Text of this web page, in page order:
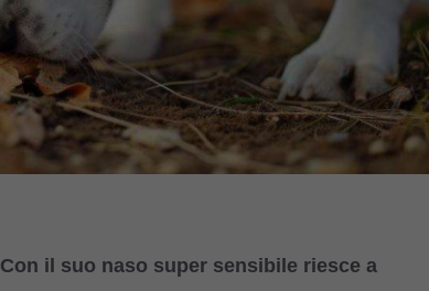
Con il suo naso super sensibile riesce a